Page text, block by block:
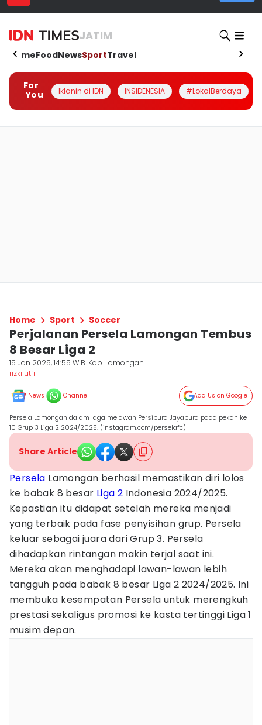
JATIM
HomeFoodNewsSportTravel
For
You
Iklanin di IDN INSIDENESIA #LokalBerdaya
Home Sport Soccer
Perjalanan Persela Lamongan Tembus
8 Besar Liga 2
15 Jan 2025, 14:55 WIB Kab. Lamongan
rizkilutfi
News Channel Add Us on Google
Persela Lamongan dalam laga melawan Persipura Jayapura pada pekan ke-
10 Grup 3 Liga 2 2024/2025. (instagram.com/perselafc)
Share Article
Persela Lamongan berhasil memastikan diri lolos
ke babak 8 besar Liga 2 Indonesia 2024/2025.
Kepastian itu didapat setelah mereka menjadi
yang terbaik pada fase penyisihan grup. Persela
keluar sebagai juara dari Grup 3. Persela
dihadapkan rintangan makin terjal saat ini.
Mereka akan menghadapi lawan-lawan lebih
tangguh pada babak 8 besar Liga 2 2024/2025. Ini
membuka kesempatan Persela untuk merengkuh
prestasi sekaligus promosi ke kasta tertinggi Liga 1
musim depan.